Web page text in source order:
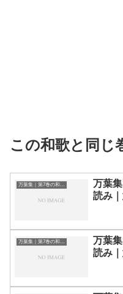
この和歌と同じ
万葉
読み
万葉集｜第7巻の和歌一覧
万葉
読み